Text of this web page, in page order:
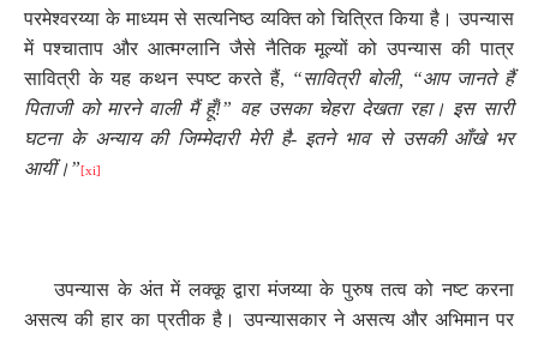
परमेश्वरय्या के माध्यम से सत्यनिष्ठ व्यक्ति को चित्रित किया है। उपन्यास
में पश्चाताप और आत्मग्लानि जैसे नैतिक मूल्यों को उपन्यास की पात्र
सावित्री के यह कथन स्पष्ट करते हैं, “सावित्री बोली, “आप जानते हैं
पिताजी को मारने वाली मैं हूँ!” वह उसका चेहरा देखता रहा। इस सारी
घटना के अन्याय की जिम्मेदारी मेरी है- इतने भाव से उसकी आँखे भर
आयीं।”[xi]
उपन्यास के अंत में लक्कू द्वारा मंजय्या के पुरुष तत्व को नष्ट करना
असत्य की हार का प्रतीक है। उपन्यासकार ने असत्य और अभिमान पर